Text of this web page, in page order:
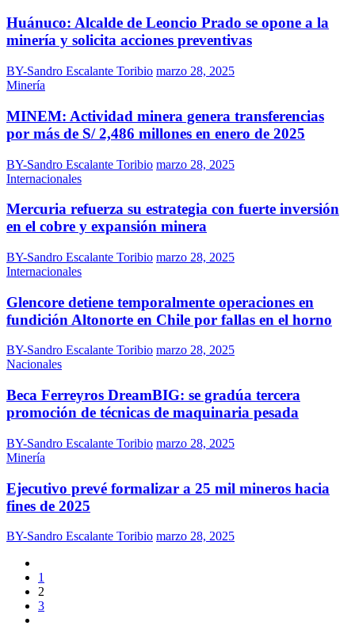
Huánuco: Alcalde de Leoncio Prado se opone a la
minería y solicita acciones preventivas
BY-Sandro Escalante Toribio marzo 28, 2025
Minería
MINEM: Actividad minera genera transferencias
por más de S/ 2,486 millones en enero de 2025
BY-Sandro Escalante Toribio marzo 28, 2025
Internacionales
Mercuria refuerza su estrategia con fuerte inversión
en el cobre y expansión minera
BY-Sandro Escalante Toribio marzo 28, 2025
Internacionales
Glencore detiene temporalmente operaciones en
fundición Altonorte en Chile por fallas en el horno
BY-Sandro Escalante Toribio marzo 28, 2025
Nacionales
Beca Ferreyros DreamBIG: se gradúa tercera
promoción de técnicas de maquinaria pesada
BY-Sandro Escalante Toribio marzo 28, 2025
Minería
Ejecutivo prevé formalizar a 25 mil mineros hacia
fines de 2025
BY-Sandro Escalante Toribio marzo 28, 2025
1
2
3